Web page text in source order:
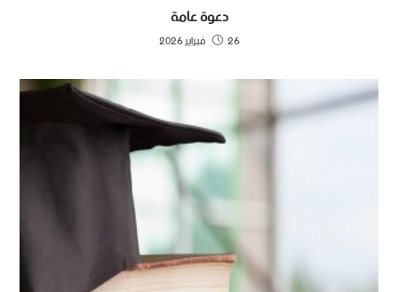
دعوة عامة
26 فبراير 2026